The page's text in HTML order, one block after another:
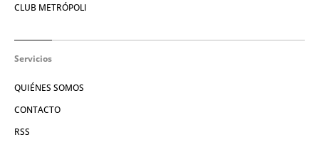
CLUB METRÓPOLI
Servicios
QUIÉNES SOMOS
CONTACTO
RSS